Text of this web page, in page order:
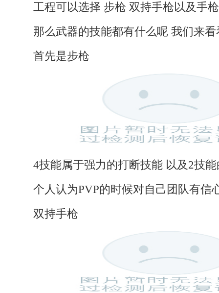
工程可以选择 步枪 双持手枪以及手
那么武器的技能都有什么呢 我们来看
首先是步枪
4技能属于强力的打断技能 以及2技能
个人认为PVP的时候对自己团队有信
双持手枪